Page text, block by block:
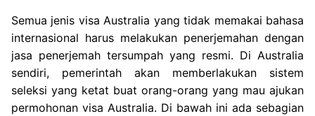
Semua jenis visa Australia yang tidak memakai bahasa
internasional harus melakukan penerjemahan dengan
jasa penerjemah tersumpah yang resmi. Di Australia
sendiri, pemerintah akan memberlakukan sistem
seleksi yang ketat buat orang-orang yang mau ajukan
permohonan visa Australia. Di bawah ini ada sebagian